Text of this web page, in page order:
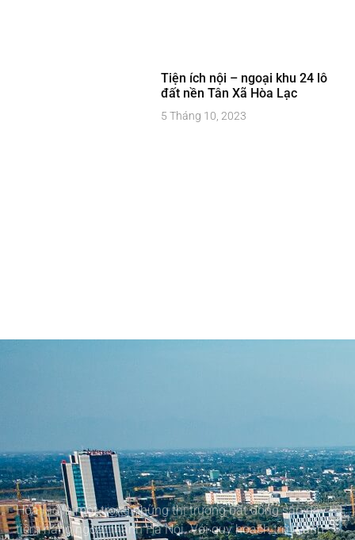
Tiện ích nội – ngoại khu 24 lô
đất nền Tân Xã Hòa Lạc
5 Tháng 10, 2023
Hòa lạc là một trong những thị trường bất động sản đầy
tiềm năng ngoại thành Hà Nội. Với quy hoạch trở thành